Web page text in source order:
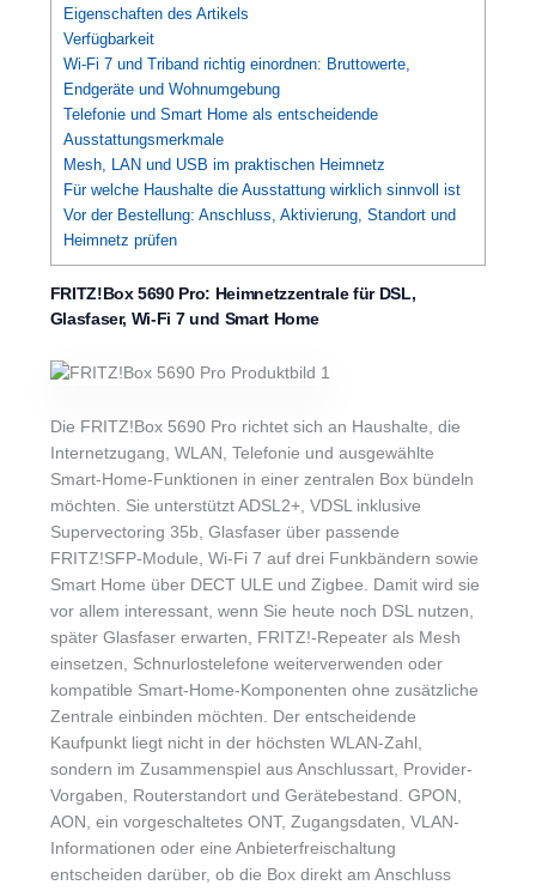
Eigenschaften des Artikels
Verfügbarkeit
Wi-Fi 7 und Triband richtig einordnen: Bruttowerte,
Endgeräte und Wohnumgebung
Telefonie und Smart Home als entscheidende
Ausstattungsmerkmale
Mesh, LAN und USB im praktischen Heimnetz
Für welche Haushalte die Ausstattung wirklich sinnvoll ist
Vor der Bestellung: Anschluss, Aktivierung, Standort und
Heimnetz prüfen
FRITZ!Box 5690 Pro: Heimnetzzentrale für DSL,
Glasfaser, Wi-Fi 7 und Smart Home
Die FRITZ!Box 5690 Pro richtet sich an Haushalte, die
Internetzugang, WLAN, Telefonie und ausgewählte
Smart-Home-Funktionen in einer zentralen Box bündeln
möchten. Sie unterstützt ADSL2+, VDSL inklusive
Supervectoring 35b, Glasfaser über passende
FRITZ!SFP-Module, Wi-Fi 7 auf drei Funkbändern sowie
Smart Home über DECT ULE und Zigbee. Damit wird sie
vor allem interessant, wenn Sie heute noch DSL nutzen,
später Glasfaser erwarten, FRITZ!-Repeater als Mesh
einsetzen, Schnurlostelefone weiterverwenden oder
kompatible Smart-Home-Komponenten ohne zusätzliche
Zentrale einbinden möchten. Der entscheidende
Kaufpunkt liegt nicht in der höchsten WLAN-Zahl,
sondern im Zusammenspiel aus Anschlussart, Provider-
Vorgaben, Routerstandort und Gerätebestand. GPON,
AON, ein vorgeschaltetes ONT, Zugangsdaten, VLAN-
Informationen oder eine Anbieterfreischaltung
entscheiden darüber, ob die Box direkt am Anschluss